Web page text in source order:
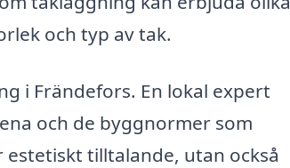
och typ av tak.
i Frändefors. En lokal expert
och de byggnormer som
tilltalande, utan också